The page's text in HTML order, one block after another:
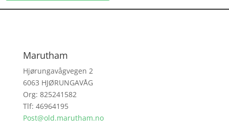
Marutham
Hjørungavågvegen 2
6063 HJØRUNGAVÅG
Org: 825241582
Tlf: 46964195
Post@old.marutham.no